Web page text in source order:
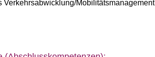
Verkehrsabwicklung/Mobilitätsmanagement